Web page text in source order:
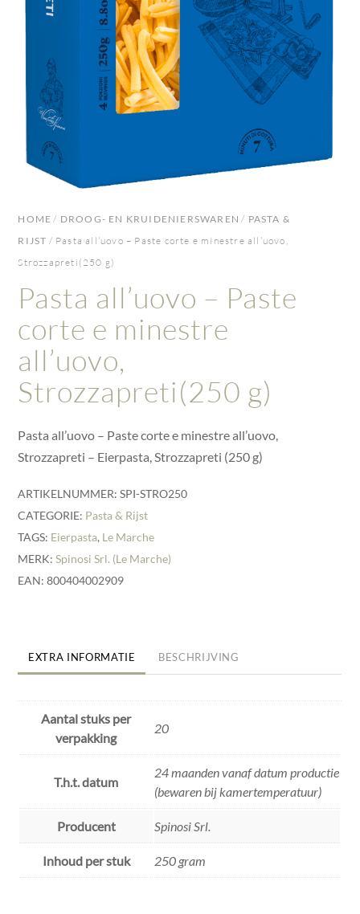
HOME / DROOG- EN KRUIDENIERSWAREN / PASTA &
RIJST / Pasta all’uovo – Paste corte e minestre all’uovo,
Strozzapreti(250 g)
Pasta all’uovo – Paste
corte e minestre
all’uovo,
Strozzapreti(250 g)
Pasta all’uovo – Paste corte e minestre all’uovo,
Strozzapreti – Eierpasta, Strozzapreti (250 g)
ARTIKELNUMMER:SPI-STRO250
CATEGORIE: Pasta & Rijst
TAGS: Eierpasta, Le Marche
MERK:Spinosi Srl. (Le Marche)
EAN: 800404002909
EXTRA INFORMATIE BESCHRIJVING
Aantal stuks per
verpakking
20
T.h.t. datum
24 maanden vanaf datum productie
(bewaren bij kamertemperatuur)
Producent Spinosi Srl.
Inhoud per stuk 250 gram